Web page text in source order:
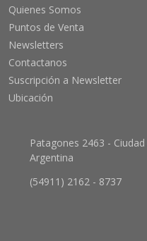
Quienes Somos
Puntos de Venta
Newsletters
Contactanos
Suscripción a Newsletter
Ubicación
Patagones 2463 -
Argentina
(54911) 2162 - 8737